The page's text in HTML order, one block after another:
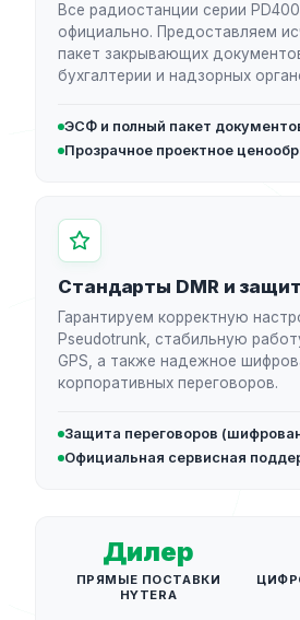
Все радиостанции серии
официально. Предоставляем
пакет закрывающих
бухгалтерии и надзорных
ЭСФ и полный пакет
Прозрачное проектное
Стандарты DMR и
Гарантируем корректную
Pseudotrunk, стабильную
GPS, а также надежное
корпоративных переговоров.
Защита переговоров
Официальная сервисная
Дилер
ПРЯМЫЕ ПОСТАВКИ
HYTERA